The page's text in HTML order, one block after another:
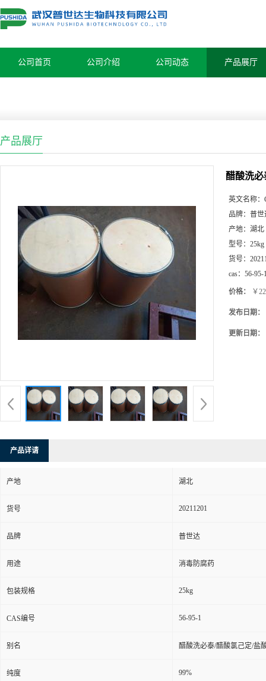
公司首页 公司介绍 公司动态 产品展厅
产品展厅
醋酸洗
英文名称：
品牌： 普世
产地： 湖北
型号： 25kg
货号：
cas： 56-95-
价格： ￥
发布日期：
更新日期：
产品详请
产地 湖北
货号 20211201
品牌 普世达
用途 消毒防腐药
包装规格 25kg
CAS编号 56-95-1
别名 醋酸洗必泰/醋酸氯己定/盐
纯度 99%